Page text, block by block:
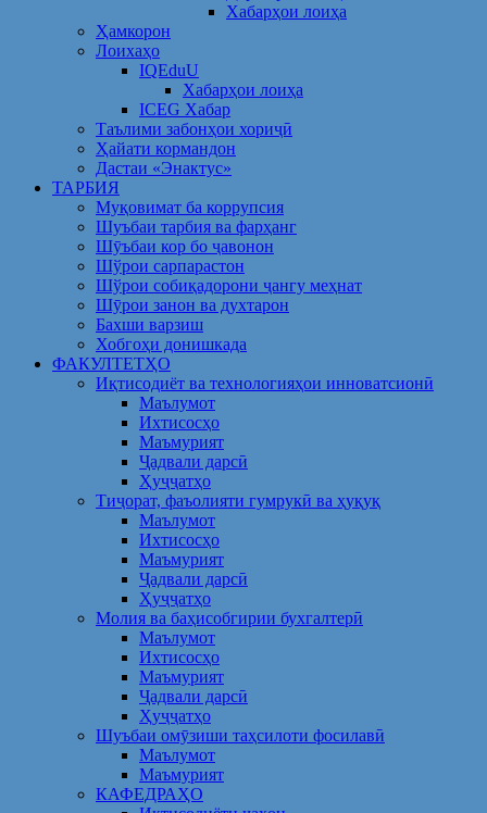
Хабарҳои лоиҳа
Ҳамкорон
Лоихаҳо
IQEduU
Хабарҳои лоиҳа
ICEG Хабар
Таълими забонҳои хориҷӣ
Ҳайати кормандон
Дастаи «Энактус»
ТАРБИЯ
Муқовимат ба коррупсия
Шуъбаи тарбия ва фарҳанг
Шӯъбаи кор бо ҷавонон
Шўрои сарпарастон
Шўрои собиқадорони ҷангу меҳнат
Шӯрои занон ва духтарон
Бахши варзиш
Хобгоҳи донишкада
ФАКУЛТЕТҲО
Иқтисодиёт ва технологияҳои инноватсионӣ
Маълумот
Ихтисосҳо
Маъмурият
Ҷадвали дарсӣ
Ҳуҷҷатҳо
Тиҷорат, фаъолияти гумрукӣ ва ҳуқуқ
Маълумот
Ихтисосҳо
Маъмурият
Ҷадвали дарсӣ
Ҳуҷҷатҳо
Молия ва баҳисобгирии бухгалтерӣ
Маълумот
Ихтисосҳо
Маъмурият
Ҷадвали дарсӣ
Ҳуҷҷатҳо
Шуъбаи омӯзиши таҳсилоти фосилавӣ
Маълумот
Маъмурият
КАФЕДРАҲО